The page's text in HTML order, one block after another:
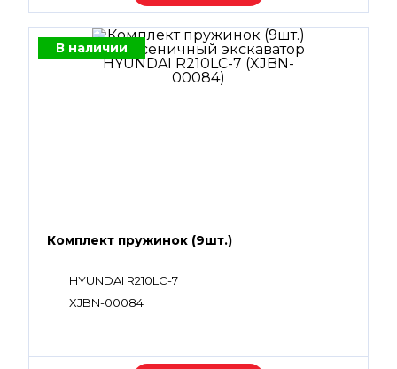
В наличии
Комплект пружинок (9шт.)
HYUNDAI R210LC-7
XJBN-00084